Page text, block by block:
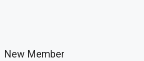
New Member